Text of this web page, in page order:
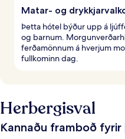
Matar- og
Þetta hótel býður upp á
og barnum.
ferðamönnum á hverjum
fullkominn dag.
Herbergisval
Kannaðu framboð